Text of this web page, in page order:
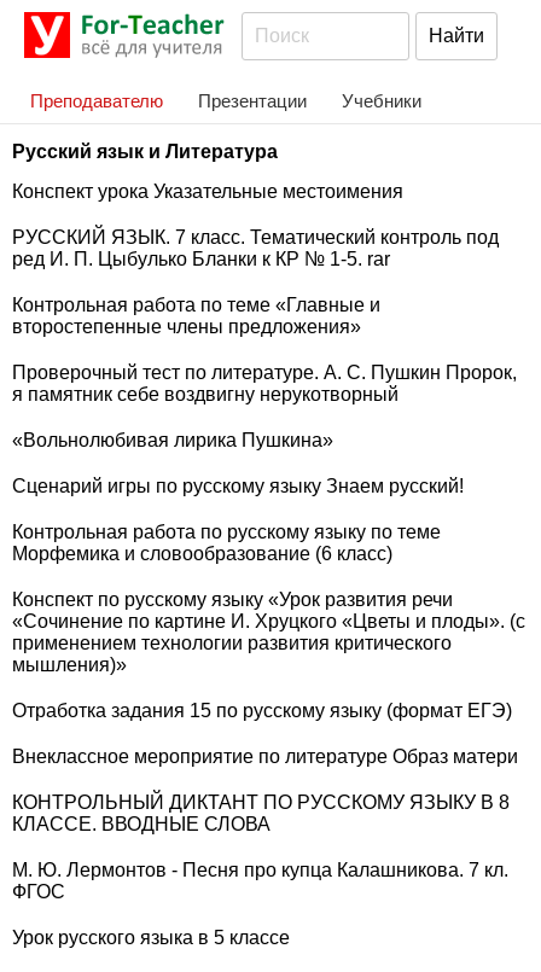
Преподавателю Презентации Учебники
Русский язык и Литература
Конспект урока Указательные местоимения
РУССКИЙ ЯЗЫК. 7 класс. Тематический контроль под
ред И. П. Цыбулько Бланки к КР № 1-5. rar
Контрольная работа по теме «Главные и
второстепенные члены предложения»
Проверочный тест по литературе. А. С. Пушкин Пророк,
я памятник себе воздвигну нерукотворный
«Вольнолюбивая лирика Пушкина»
Сценарий игры по русскому языку Знаем русский!
Контрольная работа по русскому языку по теме
Морфемика и словообразование (6 класс)
Конспект по русскому языку «Урок развития речи
«Сочинение по картине И. Хруцкого «Цветы и плоды». (с
применением технологии развития критического
мышления)»
Отработка задания 15 по русскому языку (формат ЕГЭ)
Внеклассное мероприятие по литературе Образ матери
КОНТРОЛЬНЫЙ ДИКТАНТ ПО РУССКОМУ ЯЗЫКУ В 8
КЛАССЕ. ВВОДНЫЕ СЛОВА
М. Ю. Лермонтов - Песня про купца Калашникова. 7 кл.
ФГОС
Урок русского языка в 5 классе